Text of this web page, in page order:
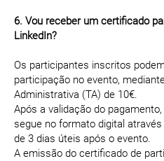
6. Vou receber um certificado
LinkedIn?
Os participantes inscritos
participação no evento,
Administrativa (TA) de 10€.
Após a validação do
segue no formato digital
de 3 dias úteis após o evento.
A emissão do certificado de